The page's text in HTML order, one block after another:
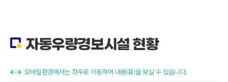
자동우량경보시설 현황
모바일환경에서는 좌우로 이동하여 내용(표)을 보실 수 있습니다.